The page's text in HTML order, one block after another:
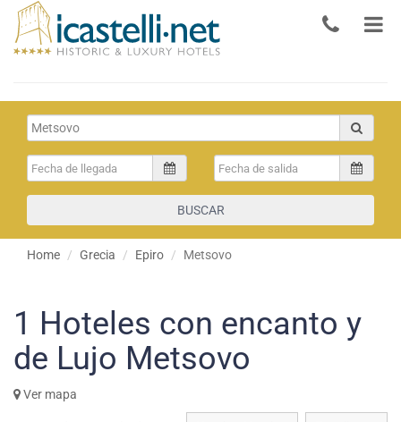
BUSCAR
Home Grecia Epiro Metsovo
1 Hoteles con encanto y
de Lujo Metsovo
Ver mapa